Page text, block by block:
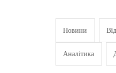
Новини
Аналітика